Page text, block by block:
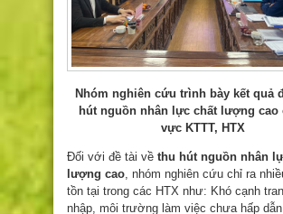
Nhóm nghiên cứu trình bày kết quả
hút nguồn nhân lực chất lượng cao
vực KTTT, HTX
Đối với đề tài về thu hút nguồn nhân
lượng cao , nhóm nghiên cứu chỉ ra
tồn tại trong các HTX như: Khó cạnh
nhập, môi trường làm việc chưa hấp